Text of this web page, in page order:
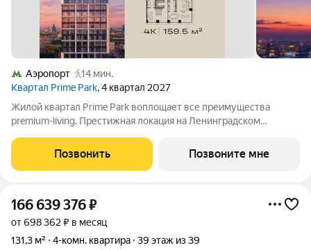
Аэропорт
14 мин.
Квартал Prime Park, 4 квартал 2027
Жилой квартал Prime Park воплощает все преимущества
premium-living. Престижная локация на Ленинградском
и Белой площади, - 20 мин. до аэропорта «Шереметьево» или
«Москва-Сити», - 4 парка
Позвонить Позвоните мне
166 639 376₽
от 698 362 ₽ в месяц
131,3 м²
4-комн. квартира 39 этаж из 39